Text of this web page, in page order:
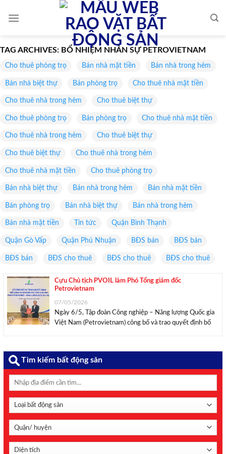
TAG ARCHIVES: BỔ NHIỆM NHÂN SỰ PETROVIETNAM
Cho thuê phòng trọ Bán nhà mặt tiền Bán nhà trong hẻm
Bán nhà biệt thự Bán phòng trọ Cho thuê nhà mặt tiền
Cho thuê nhà trong hẻm Cho thuê biệt thự
Cho thuê phòng trọ Bán phòng trọ Cho thuê nhà mặt tiền
Cho thuê nhà trong hẻm Cho thuê biệt thự
Cho thuê biệt thự Cho thuê nhà trong hẻm
Cho thuê nhà mặt tiền Cho thuê phòng trọ
Bán nhà biệt thự Bán nhà trong hẻm Bán nhà mặt tiền
Bán phòng trọ Bán nhà biệt thự Bán nhà trong hẻm
Bán nhà mặt tiền Tin tức Quận Bình Thạnh
Quận Gò Vấp Quận Phú Nhuận BĐS bán BĐS bán
BĐS bán BĐS cho thuê BĐS cho thuê BĐS cho thuê
Cựu Chủ tịch PVOIL làm Phó Tổng giám đốc
Petrovietnam
07/05/2026
Ngày 6/5, Tập đoàn Công nghiệp – Năng lượng Quốc gia
Việt Nam (Petrovietnam) công bố và trao quyết định bổ
trao quyết định ...
Tìm kiếm bất động sản